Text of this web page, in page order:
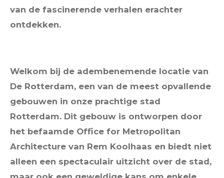
van de fascinerende verhalen erachter
ontdekken.
Welkom bij de adembenemende locatie van
De Rotterdam, een van de meest opvallende
gebouwen in onze prachtige stad
Rotterdam. Dit gebouw is ontworpen door
het befaamde Office for Metropolitan
Architecture van Rem Koolhaas en biedt niet
alleen een spectaculair uitzicht over de stad,